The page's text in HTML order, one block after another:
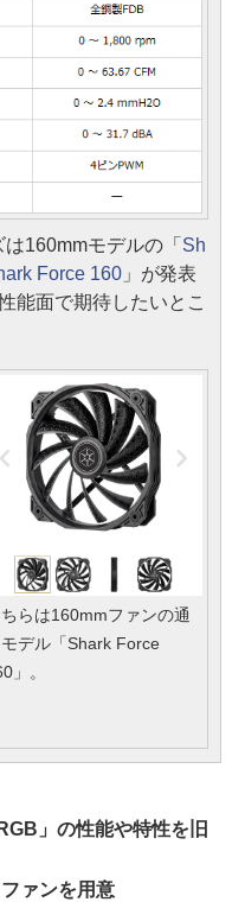
160mmモデルの「 Sh
Force 160」が発表
能面で期待したいとこ
らは160mmファンの通
デル「Shark Force
」。
」の性能や特性を旧
ァンを用意